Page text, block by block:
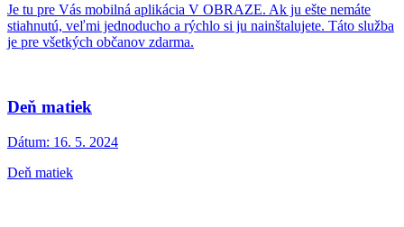
Je tu pre Vás mobilná aplikácia V OBRAZE. Ak ju ešte nemáte
stiahnutú, veľmi jednoducho a rýchlo si ju nainštalujete. Táto služba
je pre všetkých občanov zdarma.
Deň matiek
Dátum: 16. 5. 2024
Deň matiek